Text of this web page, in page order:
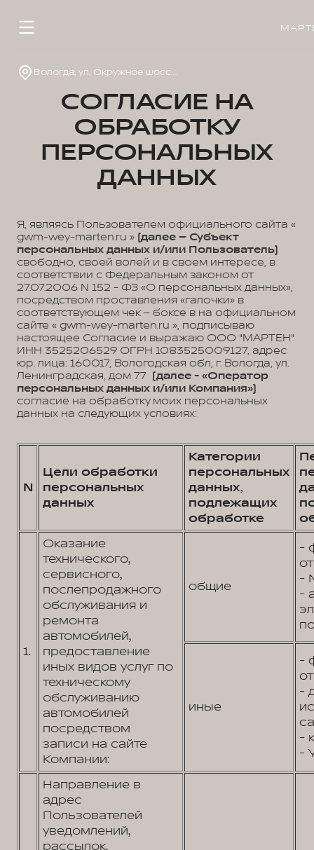
Вологда, ул. Окружное шоссе, д.33
СОГЛАСИЕ НА
ОБРАБОТКУ
ПЕРСОНАЛЬНЫХ
ДАННЫХ
Я, являясь Пользователем официального сайта «
gwm-wey-marten.ru » (далее – Субъект
персональных данных и/или Пользователь)
свободно, своей волей и в своем интересе, в
соответствии с Федеральным законом от
27.07.2006 N 152 - ФЗ «О персональных данных»,
посредством проставления «галочки» в
соответствующем чек – боксе в на официальном
сайте « gwm-wey-marten.ru », подписываю
настоящее Согласие и выражаю ООО "МАРТЕН"
ИНН 3525206529 ОГРН 1083525009127, адрес
юр. лица: 160017, Вологодская обл, г. Вологда, ул.
Ленинградская, дом 77 (далее - «Оператор
персональных данных и/или Компания»)
согласие на обработку моих персональных
данных на следующих условиях:
N
Цели обработки
персональных
данных
Категории
персональных
данных,
подлежащих
обработке
1.
Оказание
технического,
сервисного,
послепродажного
обслуживания и
ремонта
автомобилей,
предоставление
иных видов услуг по
техническому
обслуживанию
автомобилей
посредством
записи на сайте
Компании:
общие
-
-
-
иные
-
-
-
-
Направление в
адрес
Пользователей
уведомлений,
рассылок,